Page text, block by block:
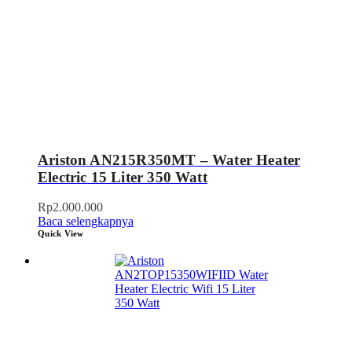
Ariston AN215R350MT – Water Heater
Electric 15 Liter 350 Watt
Rp2.000.000
Baca selengkapnya
Quick View